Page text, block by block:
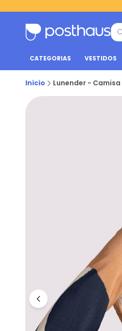
CATEGORIAS VESTIDOS
Inicio Lunender -